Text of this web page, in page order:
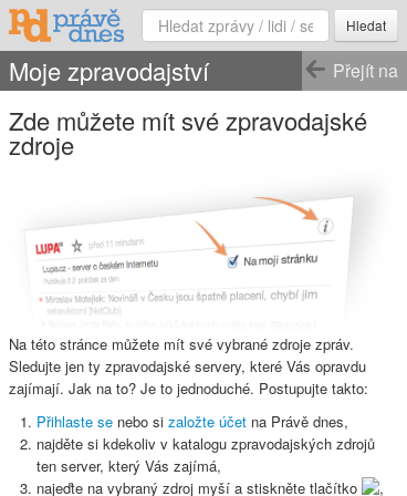
Hledat
Přejít na
Moje zpravodajství
Zde můžete mít své zpravodajské
zdroje
Na této stránce můžete mít své vybrané zdroje zpráv.
Sledujte jen ty zpravodajské servery, které Vás opravdu
zajímají. Jak na to? Je to jednoduché. Postupujte takto:
Přihlaste se nebo si založte účet na Právě dnes,
najděte si kdekoliv v katalogu zpravodajských zdrojů
ten server, který Vás zajímá,
najeďte na vybraný zdroj myší a stiskněte tlačítko ,